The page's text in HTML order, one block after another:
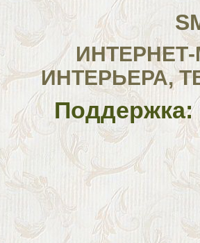
ИНТЕРЬЕРА,
Поддержка: